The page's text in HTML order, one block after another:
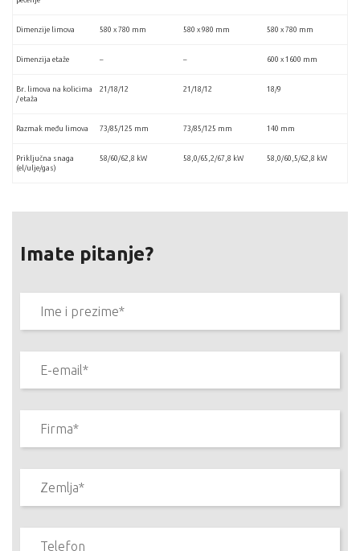
Dimenzije limova 580 x 780 mm 580 x 980 mm 580 x 780 mm
Dimenzija etaže – – 600 x 1600 mm
Br. limova na kolicima
/ etaža
21/18/12 21/18/12 18/9
Razmak među limova 73/85/125 mm 73/85/125 mm 140 mm
Priključna snaga
(el/ulje/gas)
58/60/62,8 kW 58,0/65,2/67,8 kW 58,0/60,5/62,8 kW
Imate pitanje?